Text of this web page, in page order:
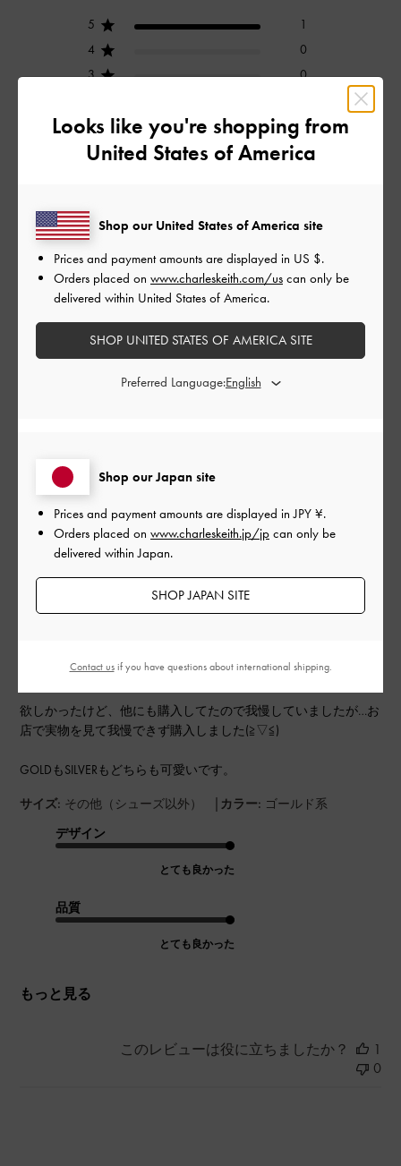
5
1
4
0
3
0
1
0
デザイン
とても良かった
品質
とても良かった
フィルター
並べ替え
欲しかったけど、他にも購入してたので我慢していましたが…お
店で実物を見て我慢できず購入しました(⁠≧⁠▽⁠≦⁠)
GOLDもSILVERもどちらも可愛いです。
サイズ: その他（シューズ以外） | カラー: ゴールド系
デザイン
とても良かった
品質
とても良かった
もっと見る
このレビューは役に立ちましたか？
1
0
Looks like you're shopping from
United States of America
Shop our Japan site
Prices and payment amounts are displayed inJPY ¥.
Orders placed on www.charleskeith.jp/jp can only be
delivered within Japan.
SHOP JAPAN SITE
Shop our United States of America site
Prices and payment amounts are displayed in US $.
Orders placed on www.charleskeith.com/us can only be
delivered within United States of America.
SHOP UNITED STATES OF AMERICA SITE
Preferred Language:
Contact usif you have questions about international shipping.